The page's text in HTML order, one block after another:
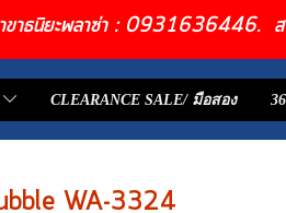
ขาธนิยะพลาซ่า : 0931636446.
CLEARANCE SALE/ มือสอง
WA-3324